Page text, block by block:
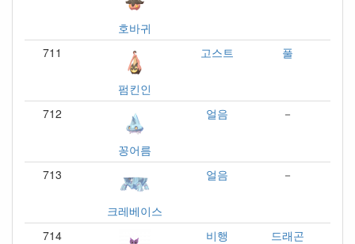
호바귀
711
펌킨인
고스트 풀
712
꽁어름
얼음 －
713
크레베이스
얼음 －
714 비행 드래곤